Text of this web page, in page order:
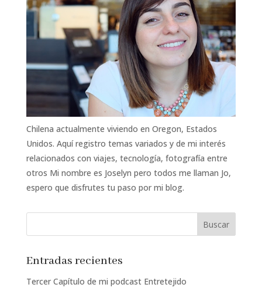
Chilena actualmente viviendo en Oregon, Estados
Unidos. Aquí registro temas variados y de mi interés
relacionados con viajes, tecnología, fotografía entre
otros Mi nombre es Joselyn pero todos me llaman Jo,
espero que disfrutes tu paso por mi blog.
Entradas recientes
Tercer Capítulo de mi podcast Entretejido